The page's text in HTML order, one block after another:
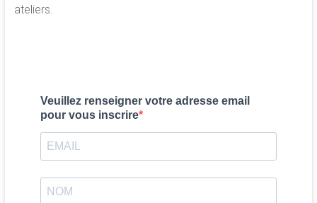
ateliers.
Veuillez renseigner votre adresse email
pour vous inscrire